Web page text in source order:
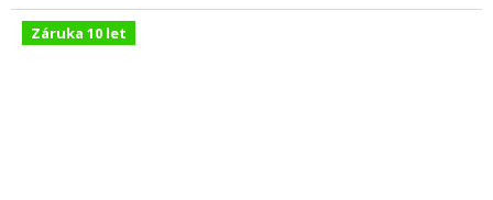
Záruka 10 let